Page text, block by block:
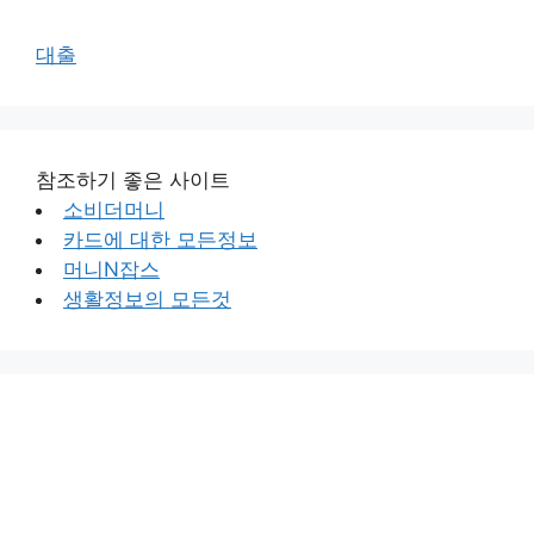
대출
참조하기 좋은 사이트
소비더머니
카드에 대한 모든정보
머니N잡스
생활정보의 모든것